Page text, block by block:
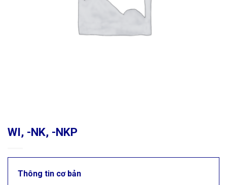
WI, -NK, -NKP
Thông tin cơ bản